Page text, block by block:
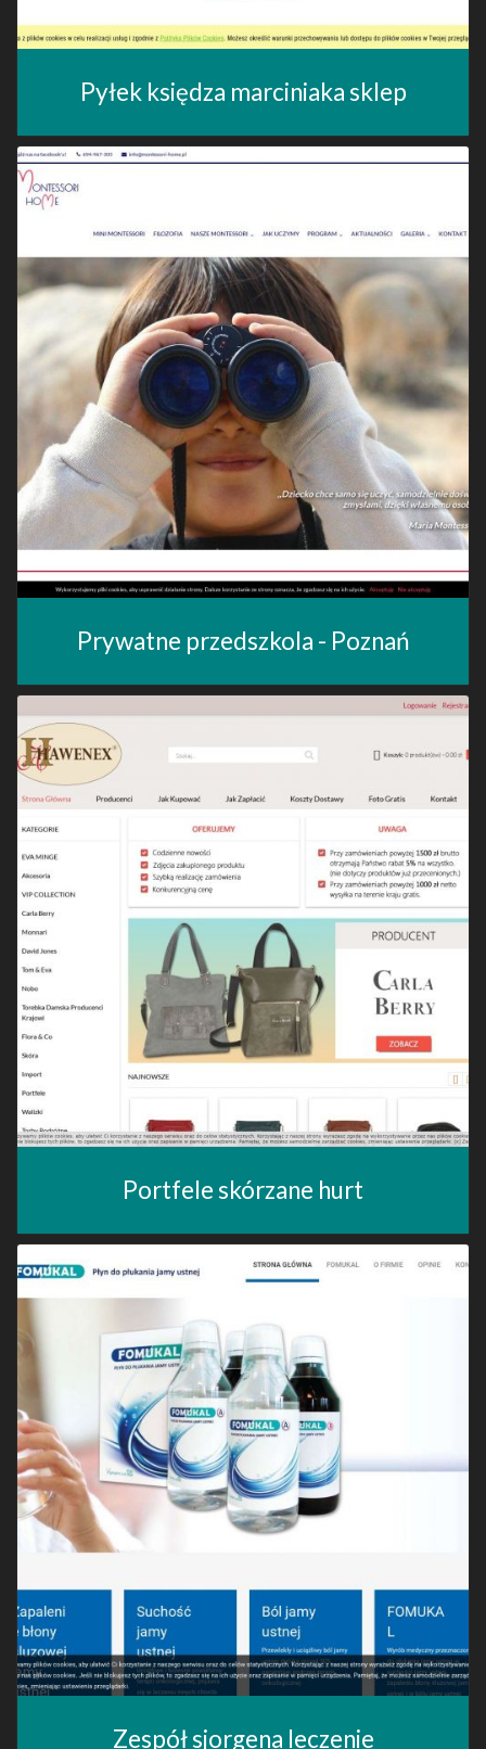
Pyłek księdza marciniaka sklep
Prywatne przedszkola - Poznań
Portfele skórzane hurt
Zespół sjorgena leczenie